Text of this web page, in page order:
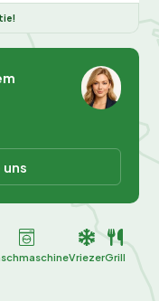
VriezerGrill